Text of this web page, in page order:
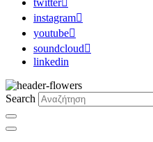
twitter
instagram
youtube
soundcloud
linkedin
Search